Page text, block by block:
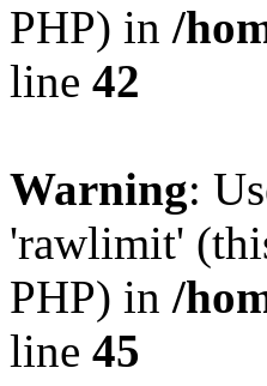
PHP) in /
line 42
Warning:
'rawlimit'
PHP) in /
line 45